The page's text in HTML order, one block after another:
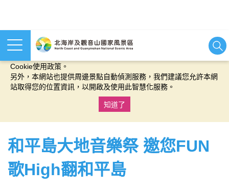
本網站使用cookies等相關技術以持續優化網站服務，並有助於為
Cookie使用政策。
另外，本網站也提供周邊景點自動偵測服務，我們建議您允許本網
站取得您的位置資訊，以開啟及使用此智慧化服務。
知道了
和平島大地音樂祭 邀您FUN
歌High翻和平島